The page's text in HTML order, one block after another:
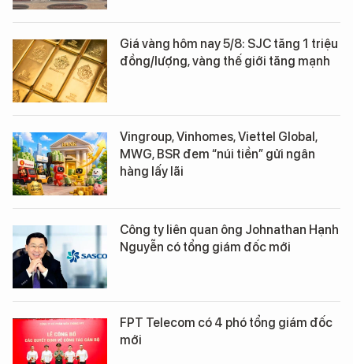
Giá vàng hôm nay 5/8: SJC tăng 1 triệu
đồng/lượng, vàng thế giới tăng mạnh
Vingroup, Vinhomes, Viettel Global,
MWG, BSR đem “núi tiền” gửi ngân
hàng lấy lãi
Công ty liên quan ông Johnathan Hạnh
Nguyễn có tổng giám đốc mới
FPT Telecom có 4 phó tổng giám đốc
mới